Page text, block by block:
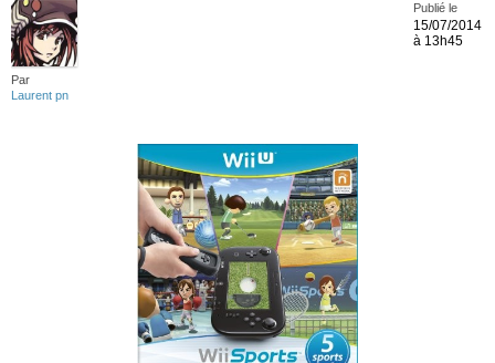
Par
Laurent pn
Publié le
15/07/2014
à 13h45